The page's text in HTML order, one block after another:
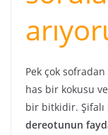
Pek çok
has bir kokusu
bir bitkidir.
dereotunun